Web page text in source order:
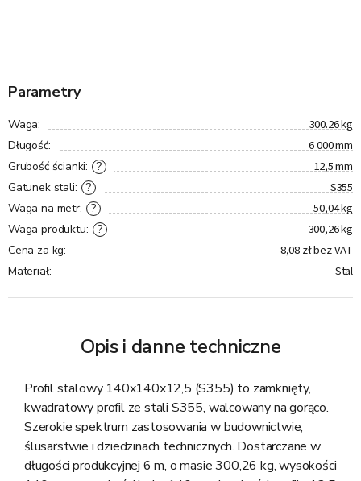
Parametry
Waga: 300.26 kg
Długość: 6 000 mm
?
Grubość ścianki: 12,5 mm
?
Gatunek stali: S355
?
Waga na metr: 50,04 kg
?
Waga produktu: 300,26 kg
Cena za kg: 8,08 zł bez VAT
Materiał: Stal
Opis i danne techniczne
Profil stalowy 140x140x12,5 (S355) to zamknięty,
kwadratowy profil ze stali S355, walcowany na gorąco.
Szerokie spektrum zastosowania w budownictwie,
ślusarstwie i dziedzinach technicznych. Dostarczane w
długości produkcyjnej 6 m, o masie 300,26 kg, wysokości